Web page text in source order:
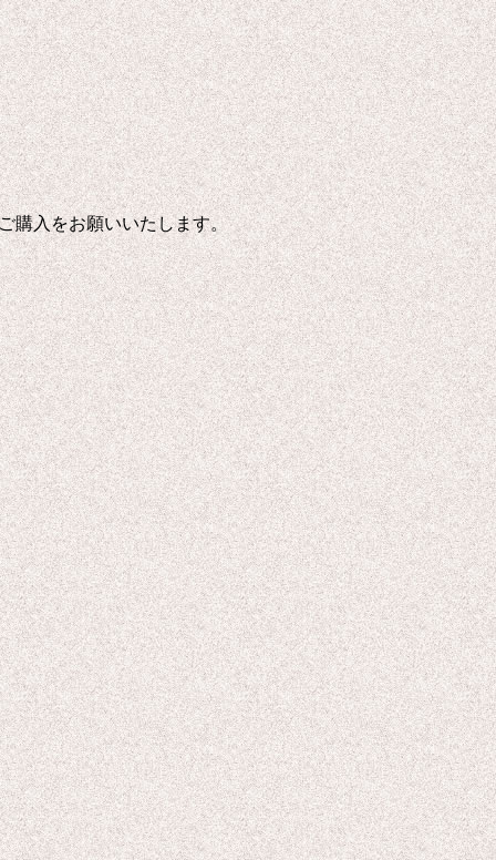
購入をお願いいたします。